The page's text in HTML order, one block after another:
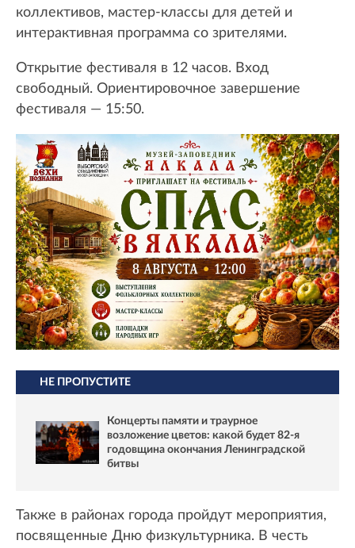
коллективов, мастер-классы для детей и
интерактивная программа со зрителями.
Открытие фестиваля в 12 часов. Вход
свободный. Ориентировочное завершение
фестиваля — 15:50.
НЕ ПРОПУСТИТЕ
Концерты памяти и траурное
возложение цветов: какой будет 82-я
годовщина окончания Ленинградской
битвы
Также в районах города пройдут мероприятия,
посвященные Дню физкультурника. В честь